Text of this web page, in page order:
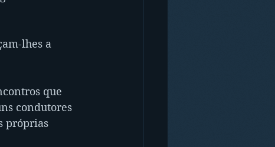
lhes a
que
condutores
próprias